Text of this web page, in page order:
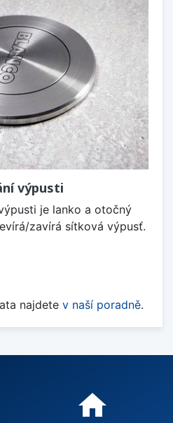
výpusti
je lanko a otočný
zavírá sítková výpusť.
najdete v naší poradně.
home